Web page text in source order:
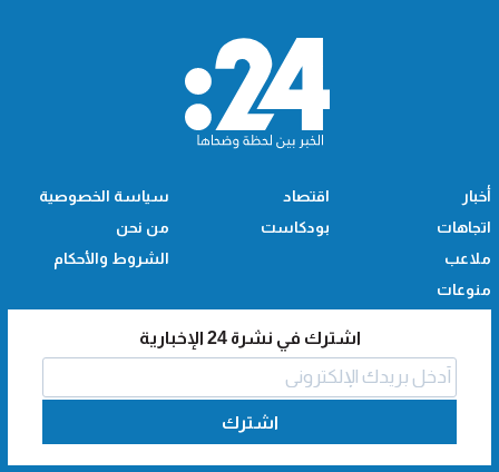
أخبار
اتجاهات
ملاعب
منوعات
اقتصاد
بودكاست
سياسة الخصوصية
من نحن
الشروط والأحكام
اشترك في نشرة 24 الإخبارية
اشترك